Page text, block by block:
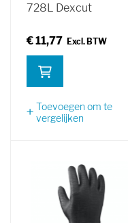
728L Dexcut
€ 11,77
Toevoegen om te
vergelijken